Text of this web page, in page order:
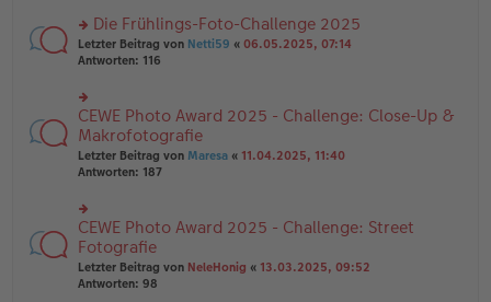
g
e
n
er
tr
a
g
n
g
el
e
n
er
B
ei
tr
g
rs
te
u
n
g
el
es
e
er
B
ei
tr
a
g
Die Frühlings-Foto-Challenge 2025
Letzter Beitrag von Netti59 « 06.05.2025, 07:14
Antworten: 116
rs
te
r
u
n
el
es
e
n
er
CEWE Photo Award 2025 - Challenge: Close-Up &
Makrofotografie
Letzter Beitrag von Maresa « 11.04.2025, 11:40
Antworten: 187
rs
te
r
u
n
CEWE Photo Award 2025 - Challenge: Street
Fotografie
Letzter Beitrag von NeleHonig « 13.03.2025, 09:52
Antworten: 98